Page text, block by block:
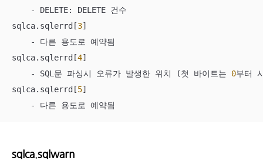
    - DELETE: DELETE 건수
sqlca.sqlerrd[3]
    - 다른 용도로 예약됨
sqlca.sqlerrd[4]
    - SQL문 파싱시 오류가 발생한 위치 (첫 바이트는
0부터
sqlca.sqlerrd[5]
    - 다른 용도로 예약됨
sqlca.sqlwarn